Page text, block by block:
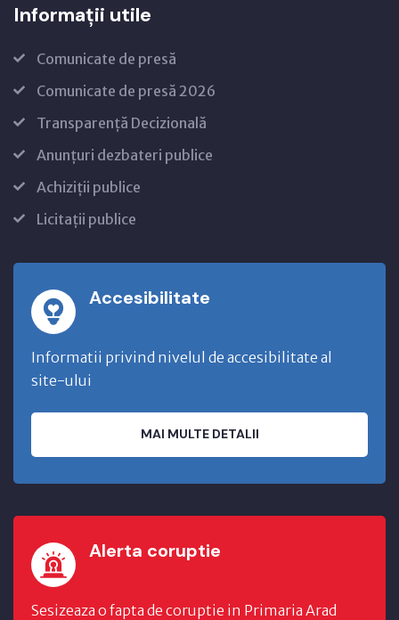
Informații utile
Comunicate de presă
Comunicate de presă 2026
Transparență Decizională
Anunțuri dezbateri publice
Achiziții publice
Licitații publice
Accesibilitate
Informatii privind nivelul de accesibilitate al
site-ului
MAI MULTE DETALII
Alerta coruptie
Sesizeaza o fapta de coruptie in Primaria Arad